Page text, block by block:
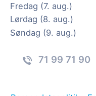
Fredag (7. aug.)
Lørdag (8. aug.)
Søndag (9. aug.)
71 99 71 90